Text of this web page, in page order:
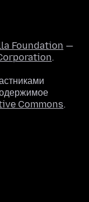
Foundation —
.
Commons.